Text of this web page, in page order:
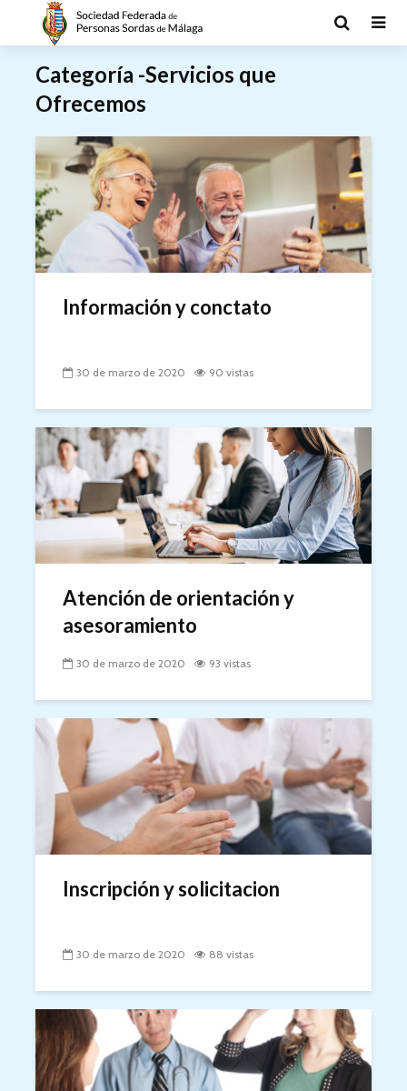
Categoría -Servicios que
Ofrecemos
Información y conctato
30 de marzo de 2020 90 vistas
Atención de orientación y
asesoramiento
30 de marzo de 2020 93 vistas
Inscripción y solicitacion
30 de marzo de 2020 88 vistas